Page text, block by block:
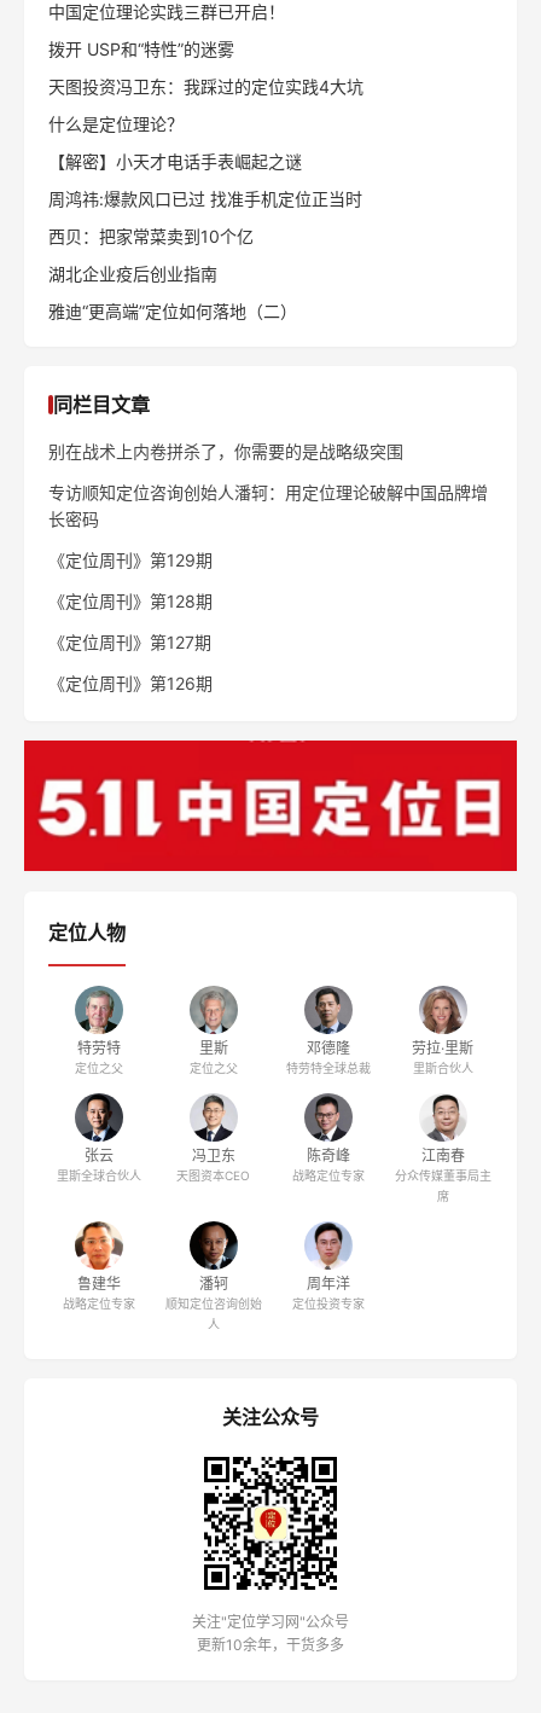
中国定位理论实践三群已开启！
拨开 USP和“特性”的迷雾
天图投资冯卫东：我踩过的定位实践4大坑
什么是定位理论？
【解密】小天才电话手表崛起之谜
周鸿祎:爆款风口已过 找准手机定位正当时
西贝：把家常菜卖到10个亿
湖北企业疫后创业指南
雅迪“更高端”定位如何落地（二）
同栏目文章
别在战术上内卷拼杀了，你需要的是战略级突围
专访顺知定位咨询创始人潘轲：用定位理论破解中国品牌增
长密码
《定位周刊》第129期
《定位周刊》第128期
《定位周刊》第127期
《定位周刊》第126期
定位人物
特劳特
定位之父
里斯
定位之父
邓德隆
特劳特全球总裁
劳拉·里斯
里斯合伙人
张云
里斯全球合伙人
冯卫东
天图资本CEO
陈奇峰
战略定位专家
江南春
分众传媒董事局主
席
鲁建华
战略定位专家
潘轲
顺知定位咨询创始
人
周年洋
定位投资专家
关注公众号
关注"定位学习网"公众号
更新10余年，干货多多